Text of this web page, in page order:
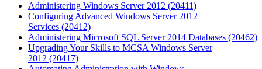
Administering Windows Server 2012 (20411)
Configuring Advanced Windows Server 2012
Services (20412)
Administering Microsoft SQL Server 2014 Databases (20462)
Upgrading Your Skills to MCSA Windows Server
2012 (20417)